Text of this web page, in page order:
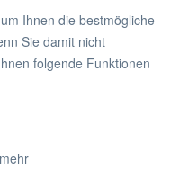
2019
Ihnen die bestmögliche
Sie damit nicht
folgende Funktionen